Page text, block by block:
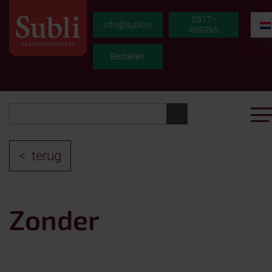
info@subli.nl
0317 -
499595
Bestellen
terug
Zonder